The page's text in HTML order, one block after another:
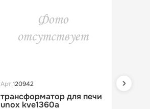
Арт.120942
трансформатор для печи
unox kve1360a
Арт.